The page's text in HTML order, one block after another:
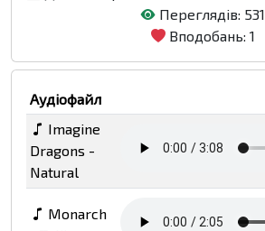
Переглядів: 531
Вподобань: 1
Аудіофайл
Imagine
Dragons -
Natural
Monarch